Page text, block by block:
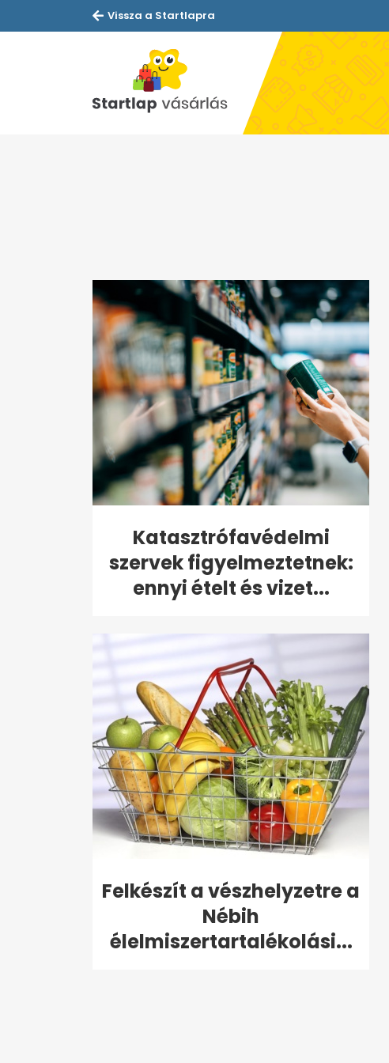
Vissza a Startlapra
Katasztrófavédelmi
szervek figyelmeztetnek:
ennyi ételt és vizet...
Felkészít a vészhelyzetre a
Nébih
élelmiszertartalékolási...